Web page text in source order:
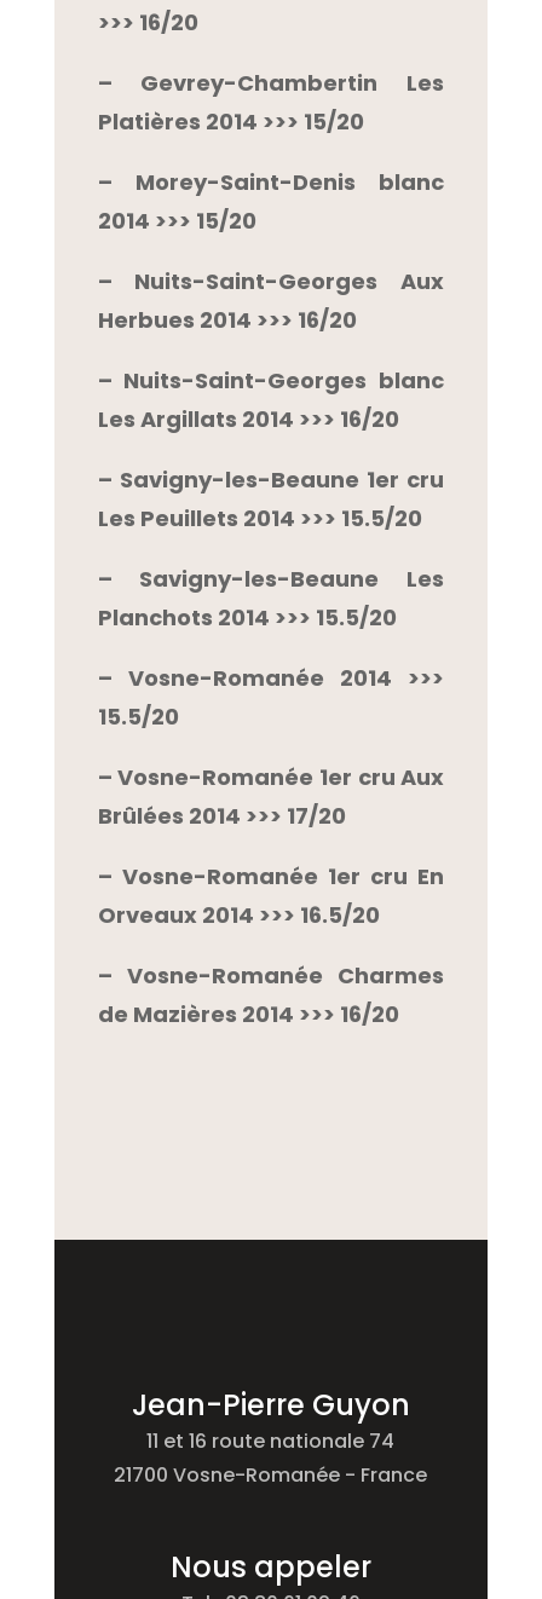
>>> 16/20
– Gevrey-Chambertin Les
Platières 2014 >>> 15/20
– Morey-Saint-Denis blanc
2014 >>> 15/20
– Nuits-Saint-Georges Aux
Herbues 2014 >>> 16/20
– Nuits-Saint-Georges blanc
Les Argillats 2014 >>> 16/20
– Savigny-les-Beaune 1er cru
Les Peuillets 2014 >>> 15.5/20
– Savigny-les-Beaune Les
Planchots 2014 >>> 15.5/20
– Vosne-Romanée 2014 >>>
15.5/20
– Vosne-Romanée 1er cru Aux
Brûlées 2014 >>> 17/20
– Vosne-Romanée 1er cru En
Orveaux 2014 >>> 16.5/20
– Vosne-Romanée Charmes
de Mazières 2014 >>> 16/20
Jean-Pierre Guyon
11 et 16 route nationale 74
21700 Vosne-Romanée - France
Nous appeler